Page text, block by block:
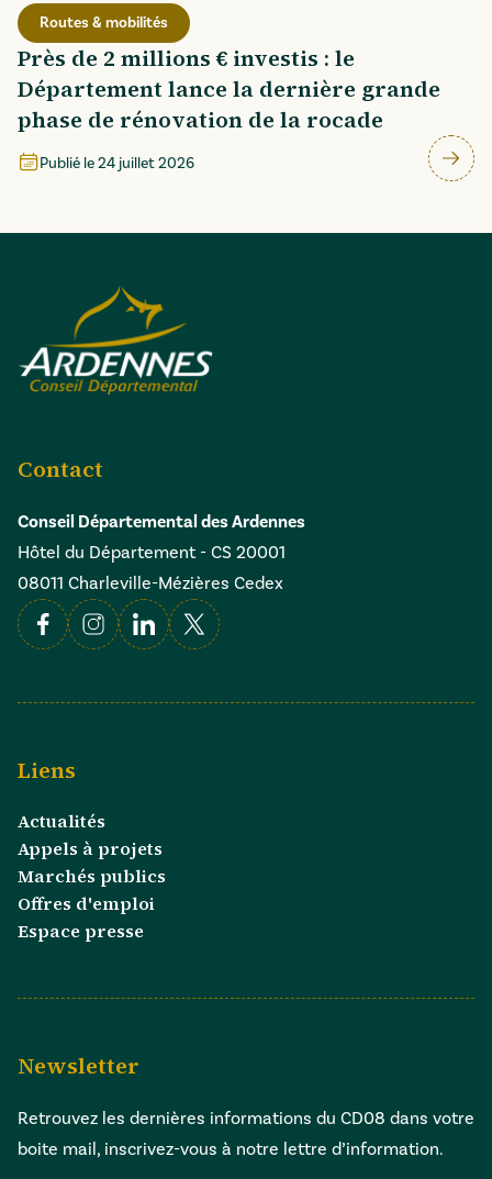
Routes & mobilités
Près de 2 millions € investis : le
Département lance la dernière grande
phase de rénovation de la rocade
Publié le24 juillet 2026
Contact
Conseil Départemental des Ardennes
Hôtel du Département - CS 20001
08011 Charleville-Mézières Cedex
FacebookInstagramLinkedin
X
Liens
Actualités
Appels à projets
Marchés publics
Offres d'emploi
Espace presse
Newsletter
Retrouvez les dernières informations du CD08 dans votre
boite mail, inscrivez-vous à notre lettre d’information.